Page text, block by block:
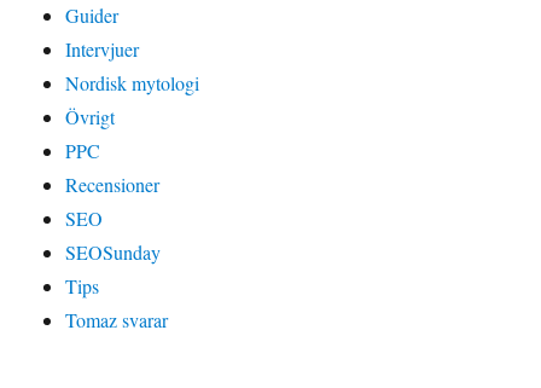
Guider
Intervjuer
Nordisk mytologi
Övrigt
PPC
Recensioner
SEO
SEOSunday
Tips
Tomaz svarar